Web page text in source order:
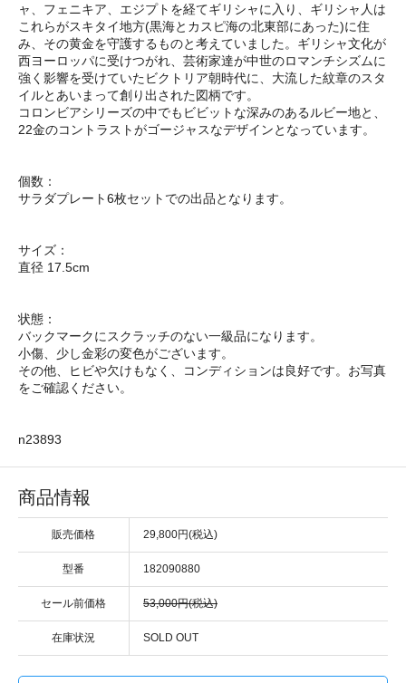
ャ、フェニキア、エジプトを経てギリシャに入り、ギリシャ人は
これらがスキタイ地方(黒海とカスピ海の北東部にあった)に住
み、その黄金を守護するものと考えていました。ギリシャ文化が
西ヨーロッパに受けつがれ、芸術家達が中世のロマンチシズムに
強く影響を受けていたビクトリア朝時代に、大流した紋章のスタ
イルとあいまって創り出された図柄です。
コロンビアシリーズの中でもビビットな深みのあるルビー地と、
22金のコントラストがゴージャスなデザインとなっています。
個数：
サラダプレート6枚セットでの出品となります。
サイズ：
直径 17.5cm
状態：
バックマークにスクラッチのない一級品になります。
小傷、少し金彩の変色がございます。
その他、ヒビや欠けもなく、コンディションは良好です。お写真
をご確認ください。
n23893
商品情報
販売価格 29,800円(税込)
型番 182090880
セール前価格 53,000円(税込)
在庫状況 SOLD OUT